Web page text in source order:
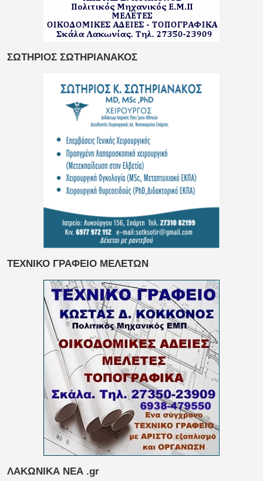
ΣΩΤΗΡΙΟΣ ΣΩΤΗΡΙΑΝΑΚΟΣ
ΤΕΧΝΙΚΟ ΓΡΑΦΕΙΟ ΜΕΛΕΤΩΝ
ΛΑΚΩΝΙΚΑ ΝΕΑ .gr